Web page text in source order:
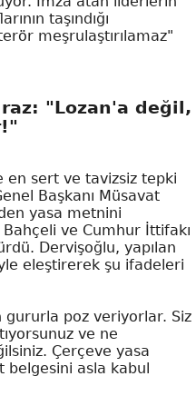
taşındığı
meşrulaştırılamaz"
"Lozan'a değil,
en sert ve tavizsiz tepki
Başkanı Müsavat
yasa metnini
ve Cumhur İttifakı
Dervişoğlu, yapılan
eleştirerek şu ifadeleri
gururla poz veriyorlar. Siz
ve ne
Çerçeve yasa
belgesini asla kabul